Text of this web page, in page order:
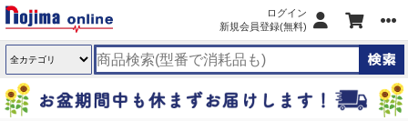
ログイン
新規会員登録(無料)